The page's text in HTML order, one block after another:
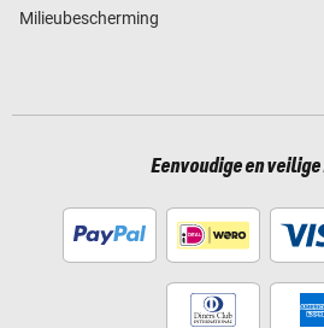
Milieubescherming
Eenvoudige en